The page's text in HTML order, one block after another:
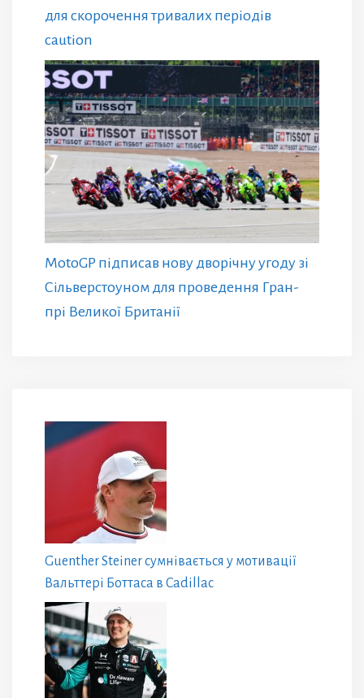
для скорочення тривалих періодів
caution
MotoGP підписав нову дворічну угоду зі
Сільверстоуном для проведення Гран-
прі Великої Британії
Guenther Steiner сумнівається у мотивації
Вальттері Боттаса в Cadillac